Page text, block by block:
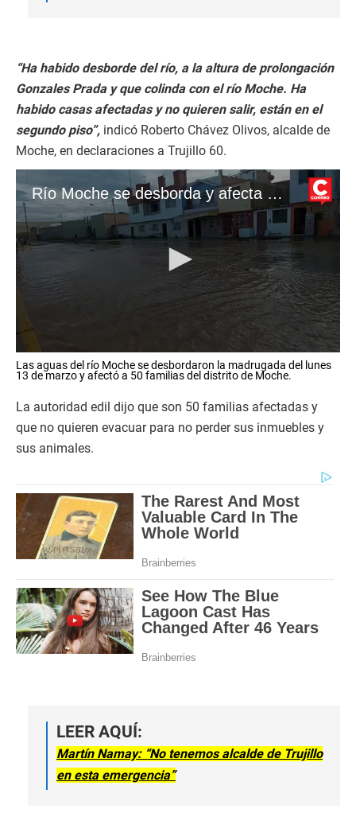
“Ha habido desborde del río, a la altura de prolongación
Gonzales Prada y que colinda con el río Moche. Ha
habido casas afectadas y no quieren salir, están en el
segundo piso”, indicó Roberto Chávez Olivos, alcalde de
Moche, en declaraciones a Trujillo 60.
Río Moche se desborda y afecta 50 familias
s
e
o
d
s
1
s
e
o
n
s
Las aguas del río Moche se desbordaron la madrugada del lunes
13 de marzo y afectó a 50 familias del distrito de Moche.
La autoridad edil dijo que son 50 familias afectadas y
que no quieren evacuar para no perder sus inmuebles y
sus animales.
LEER AQUÍ:
Martín Namay: “No tenemos alcalde de Trujillo
en esta emergencia”